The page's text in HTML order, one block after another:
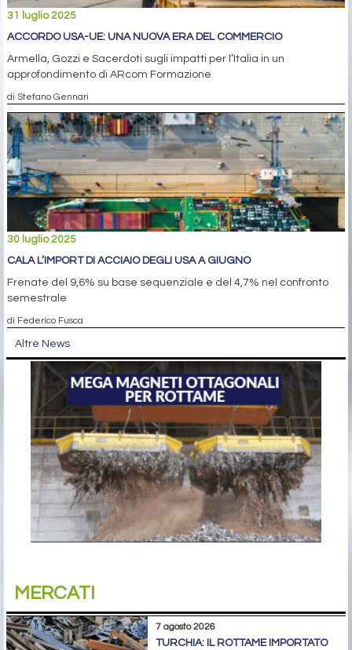
31 luglio 2025
ACCORDO USA-UE: UNA NUOVA ERA DEL COMMERCIO
Armella, Gozzi e Sacerdoti sugli impatti per l’Italia in un
approfondimento di ARcom Formazione
di Stefano Gennari
30 luglio 2025
CALA L’IMPORT DI ACCIAIO DEGLI USA A GIUGNO
Frenate del 9,6% su base sequenziale e del 4,7% nel confronto
semestrale
di Federico Fusca
Altre News
MERCATI
7 agosto 2026
TURCHIA: IL ROTTAME IMPORTATO